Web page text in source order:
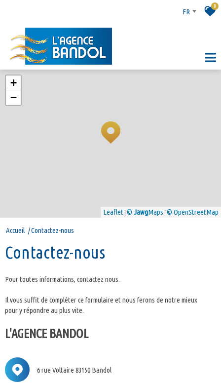
FR
0
+
−
Leaflet © JawgMaps © OpenStreetMap
Accueil Contactez-nous
contactez-nous
Pour toutes informations, contactez nous.
Il vous suffit de compléter ce formulaire et nous ferons de notre mieux
pour y répondre au plus vite.
L'AGENCE BANDOL
6 rue Voltaire 83150 Bandol